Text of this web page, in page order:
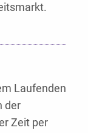
Laufenden
der
Zeit per